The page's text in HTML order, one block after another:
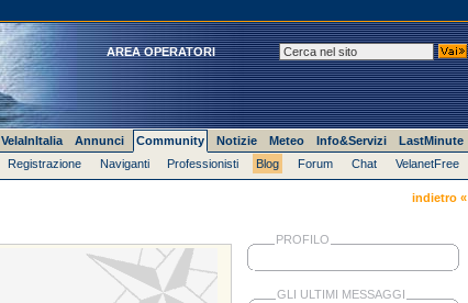
AREA OPERATORI
VelaInItalia Annunci Community Notizie Meteo Info&Servizi
LastMinute
Registrazione Naviganti Professionisti Blog Forum Chat VelanetFree
indietro «
PROFILO
GLI ULTIMI MESSAGGI